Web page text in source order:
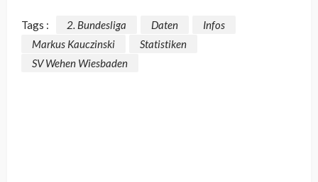
Tags : 2. Bundesliga Daten
Infos
Markus Kauczinski
Statistiken
SV Wehen Wiesbaden